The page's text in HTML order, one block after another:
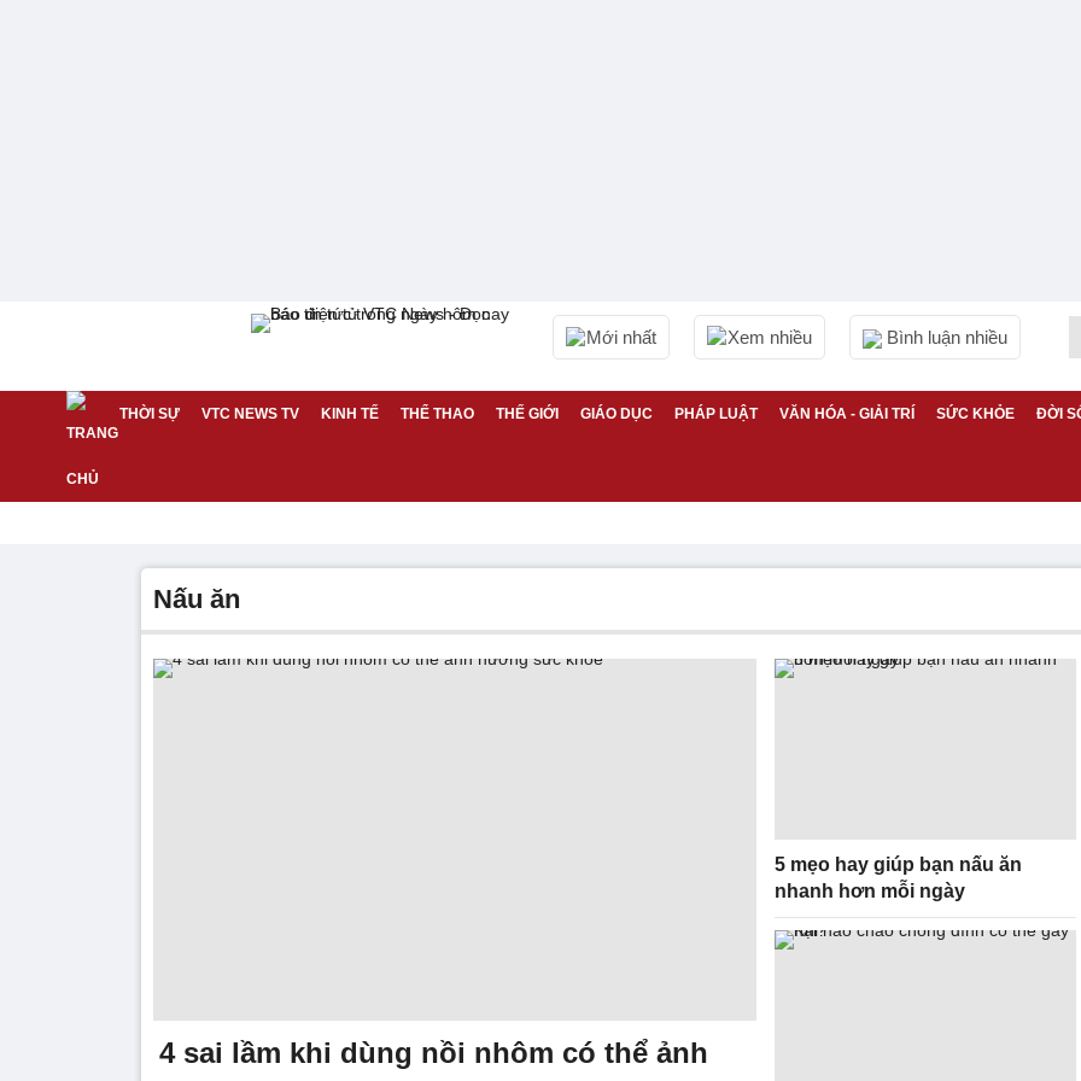
Mới nhất Xem nhiều Bình luận nhiều
THỜI SỰ VTC NEWS TV KINH TẾ THỂ THAO THẾ GIỚI GIÁO DỤC PHÁP LUẬT VĂN HÓA - GIẢI TRÍ SỨC KHỎE ĐỜI
nấu ăn
4 sai lầm khi dùng nồi nhôm có thể ảnh
5 mẹo hay giúp bạn nấu ăn
nhanh hơn mỗi ngày